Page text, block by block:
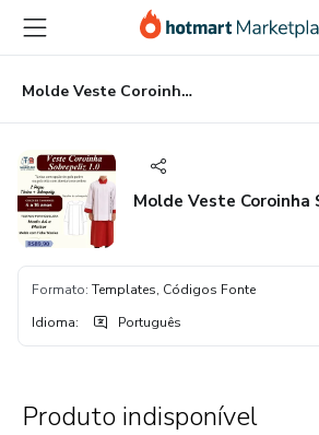
para
conteúdo
principal
para
pagamento
para
rodapé
Molde Veste Coroinha Sobrepeliz 1.0
Molde Veste Coroinha
Formato: Templates, Códigos Fonte
Idioma: Português
Produto indisponível